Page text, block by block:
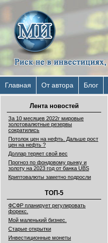
Главная От автора Блог
Лента новостей
За 10 месяцев 2022г мировые
золотовалютные резервы
сократились
Потолок цен на нефть. Дальше рост
цен на нефть ?
Доллар теряет свой вес
Прогноз по фондовому рынку и
золоту на 2023 год от банка UBS
Криптовалюты заметно подросли
ТОП-5
ФСФР планирует регулировать
форекс.
Мой маленький бизнес.
Старые открытки
Инвестиционные монеты